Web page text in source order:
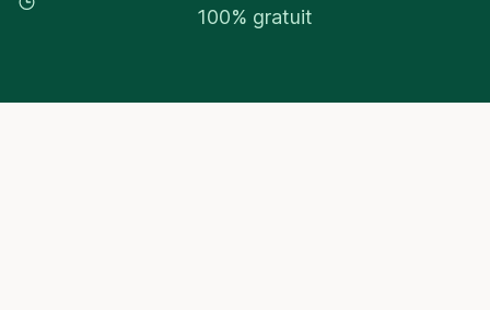
100% gratuit